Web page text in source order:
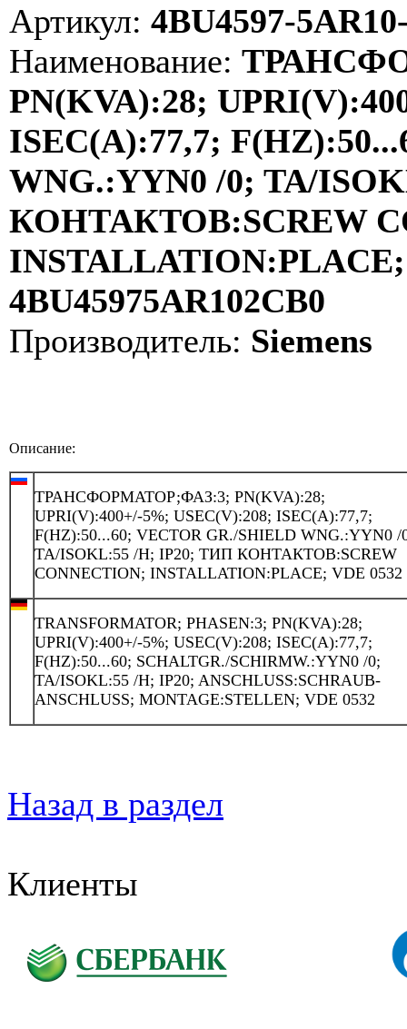
Артикул: 4BU4597-
Наименование:
PN(KVA):28;
ISEC(A):77,7;
WNG.:YYN0 /0; TA/
КОНТАКТОВ:SCREW
INSTALLATION:PLACE;
4BU45975AR102CB0
Производитель: Siemens
Описание:
ТРАНСФОРМАТОР;ФАЗ:3; PN(KVA):28;
UPRI(V):400+/-5%; USEC(V):208; ISEC(A):77,7;
F(HZ):50...60; VECTOR GR./SHIELD WNG.:YYN0 /
TA/ISOKL:55 /H; IP20; ТИП КОНТАКТОВ:SCREW
CONNECTION; INSTALLATION:PLACE; VDE 0532
TRANSFORMATOR; PHASEN:3; PN(KVA):28;
UPRI(V):400+/-5%; USEC(V):208; ISEC(A):77,7;
F(HZ):50...60; SCHALTGR./SCHIRMW.:YYN0 /0;
TA/ISOKL:55 /H; IP20; ANSCHLUSS:SCHRAUB-
ANSCHLUSS; MONTAGE:STELLEN; VDE 0532
Назад в раздел
Клиенты